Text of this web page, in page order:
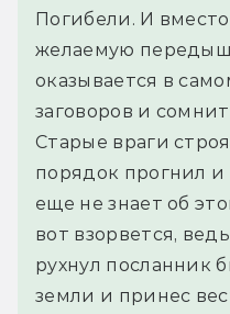
Погибели. И
желаемую
оказывается в
заговоров и
Старые враги
порядок прогнил
еще не знает об
вот взорвется,
рухнул посланник
земли и принес